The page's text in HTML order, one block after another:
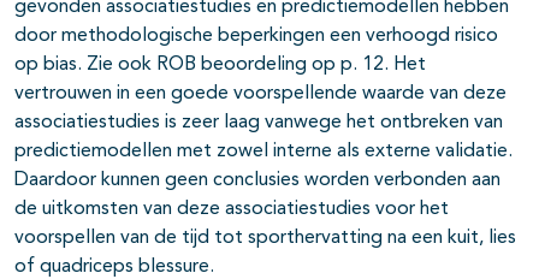
gevonden associatiestudies en predictiemodellen hebben
door methodologische beperkingen een verhoogd risico
op bias. Zie ook ROB beoordeling op p. 12. Het
vertrouwen in een goede voorspellende waarde van deze
associatiestudies is zeer laag vanwege het ontbreken van
predictiemodellen met zowel interne als externe validatie.
Daardoor kunnen geen conclusies worden verbonden aan
de uitkomsten van deze associatiestudies voor het
voorspellen van de tijd tot sporthervatting na een kuit, lies
of quadriceps blessure.